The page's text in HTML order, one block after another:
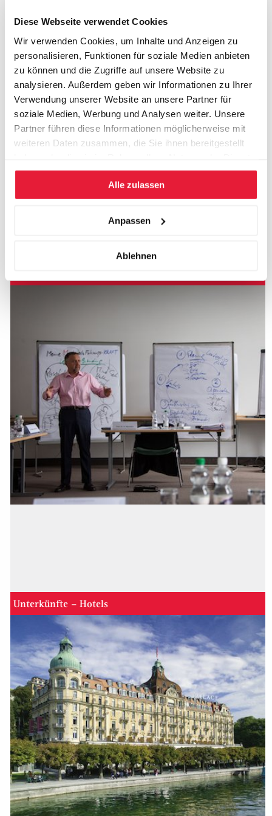
Diese Webseite verwendet Cookies
Wir verwenden Cookies, um Inhalte und Anzeigen zu
personalisieren, Funktionen für soziale Medien anbieten
zu können und die Zugriffe auf unsere Website zu
analysieren. Außerdem geben wir Informationen zu Ihrer
Verwendung unserer Website an unsere Partner für
soziale Medien, Werbung und Analysen weiter. Unsere
Partner führen diese Informationen möglicherweise mit
weiteren Daten zusammen, die Sie ihnen bereitgestellt
gesammelt haben.
Alle zulassen
Anpassen
Ablehnen
Mehr Information zum Dozentenstab der St. Galler Business
School
Unterkünfte – Hotels